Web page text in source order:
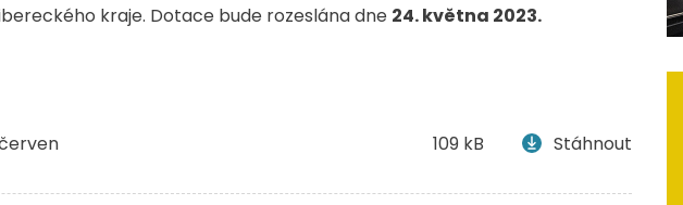
kraje. Dotace bude rozeslána dne 24. května 2023.
109 kB Stáhnout